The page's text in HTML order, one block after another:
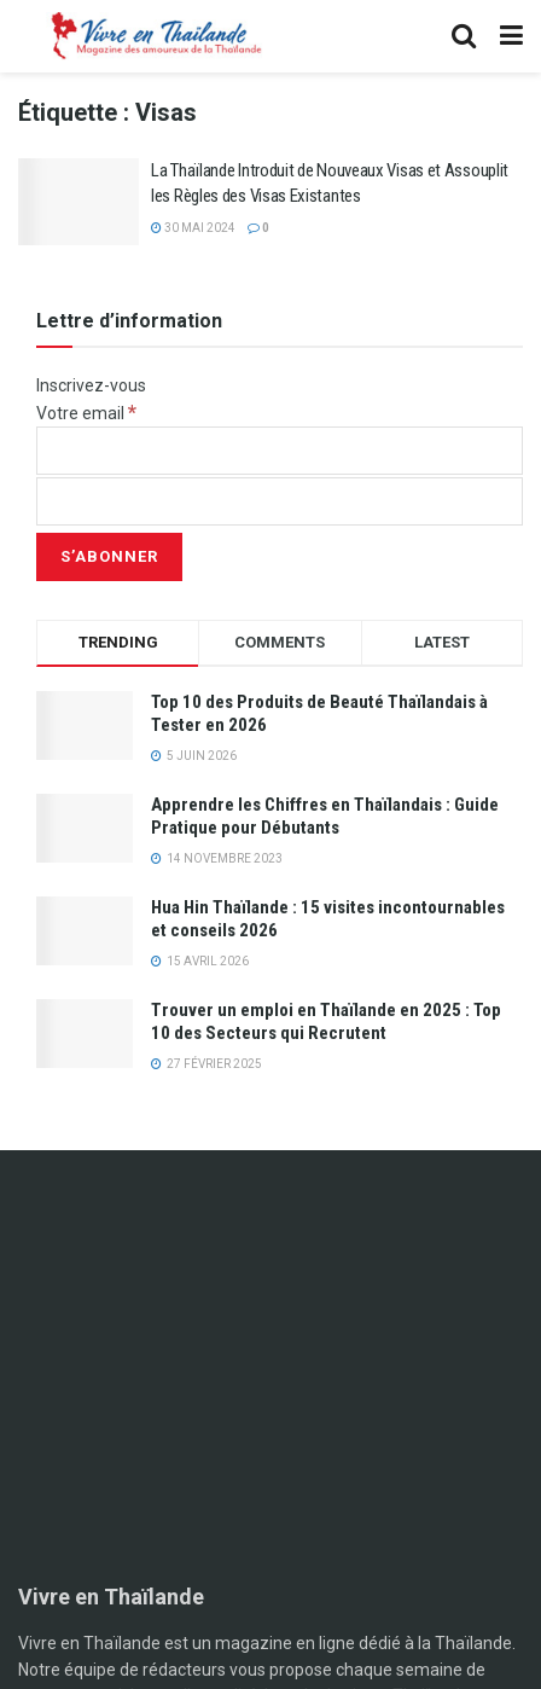
Étiquette : Visas
La Thaïlande Introduit de Nouveaux Visas et Assouplit
les Règles des Visas Existantes
30 MAI 2024 0
Lettre d’information
Inscrivez-vous
Votre email *
TRENDING COMMENTS LATEST
Top 10 des Produits de Beauté Thaïlandais à
Tester en 2026
5 JUIN 2026
Apprendre les Chiffres en Thaïlandais : Guide
Pratique pour Débutants
14 NOVEMBRE 2023
Hua Hin Thaïlande : 15 visites incontournables
et conseils 2026
15 AVRIL 2026
Trouver un emploi en Thaïlande en 2025 : Top
10 des Secteurs qui Recrutent
27 FÉVRIER 2025
Vivre en Thaïlande
Vivre en Thaïlande est un magazine en ligne dédié à la Thaïlande.
Notre équipe de rédacteurs vous propose chaque semaine de